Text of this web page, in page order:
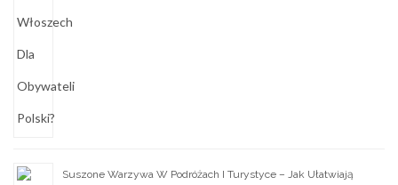
Suszone Warzywa W Podróżach I Turystyce – Jak Ułatwiają